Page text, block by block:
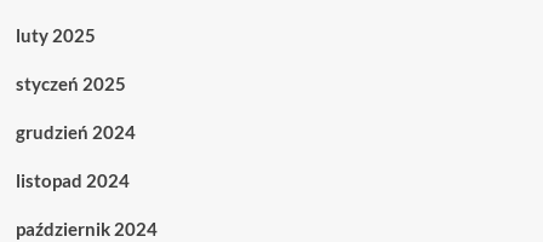
luty 2025
styczeń 2025
grudzień 2024
listopad 2024
październik 2024